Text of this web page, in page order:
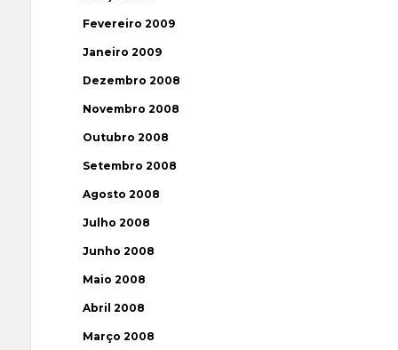
Fevereiro 2009
Janeiro 2009
Dezembro 2008
Novembro 2008
Outubro 2008
Setembro 2008
Agosto 2008
Julho 2008
Junho 2008
Maio 2008
Abril 2008
Março 2008